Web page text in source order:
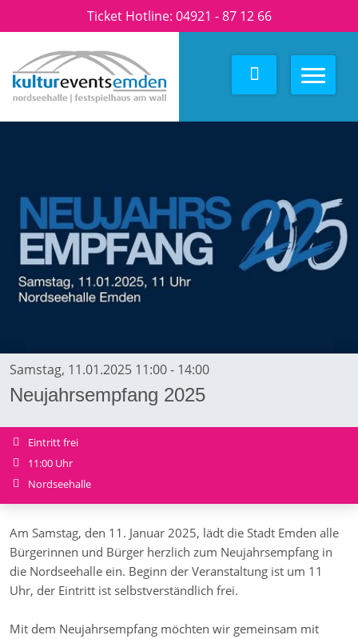
Ticket Hotline: 04921 - 87 12 66
Samstag, 11.01.2025 11:00 - 14:00
Neujahrsempfang 2025
Eintritt frei
11:00 Uhr
Nordseehalle
Am Samstag, den 11. Januar 2025, lädt die Stadt Emden alle
Bürgerinnen und Bürger herzlich zum Neujahrsempfang in
die Nordseehalle ein. Beginn der Veranstaltung ist um 11
Uhr, der Eintritt ist selbstverständlich frei.
Mit dem Neujahrsempfang möchten wir gemeinsam mit